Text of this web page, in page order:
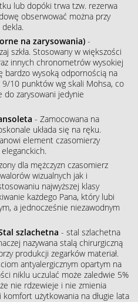
lub dopóki trwa tzw. rezerwa
obserwować można przy
na zarysowania) -
szkła. Stosowany w większości
innych chronometrów wysokiej
bardzo wysoką odpornością na
9/10 punktów wg skali Mohsa, co
do zarysowani jedynie
- Zamocowana na
układa się na ręku.
element czasomierzy
dla mężczyzn czasomierz
wizualnych jak i
najwyższej klasy
każdego Pana, który lubi
a jednocześnie niezawodnym
szlachetna - stal szlachetna
nazywana stalą chirurgiczną
produkcji zegarków materiał.
antyalergicznym opartym na
niklu uczulać może zaledwie 5%
nie rdzewieje i nie zmienia
użytkowania na długie lata